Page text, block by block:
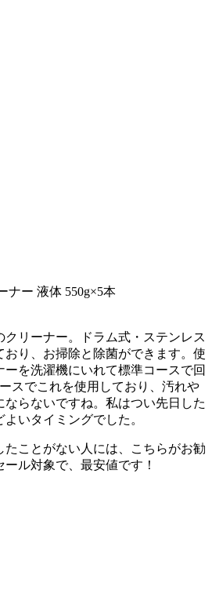
ナー 液体 550g×5本
リーナー。
ドラム式・ステンレス
おり、お掃除と除菌ができます。使
を洗濯機にいれて標準コースで回
スでこれを使用しており、汚れや
らないですね。私はつい先日した
いタイミングでした。
ことがない人には、こちらがお勧
ール対象で、最安値です！